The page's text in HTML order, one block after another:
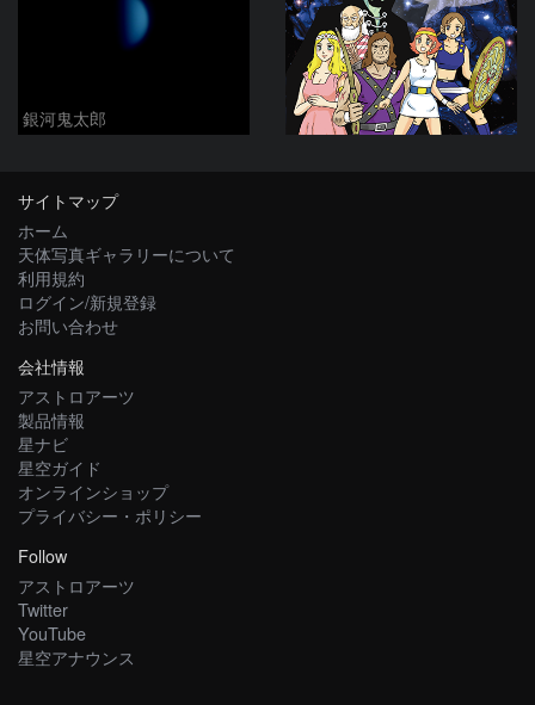
銀河鬼太郎
サイトマップ
ホーム
天体写真ギャラリーについて
利用規約
ログイン/新規登録
お問い合わせ
会社情報
アストロアーツ
製品情報
星ナビ
星空ガイド
オンラインショップ
プライバシー・ポリシー
Follow
アストロアーツ
Twitter
YouTube
星空アナウンス